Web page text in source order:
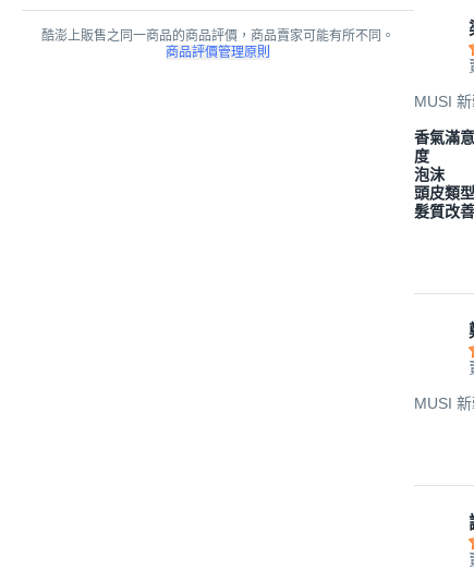
酷澎上販售之同一商品的商品評價，商品賣家可能有所不同。
商品評價管理原則
MUSI
香氣滿意
度
泡沫
頭皮類型
髮質改善
MUSI